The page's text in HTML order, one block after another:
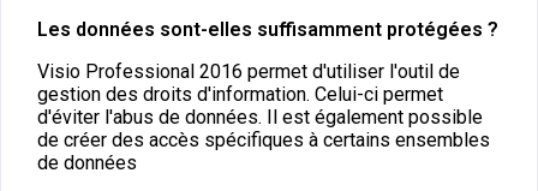
Les données sont-elles suffisamment protégées ?
Visio Professional 2016 permet d'utiliser l'outil de
gestion des droits d'information. Celui-ci permet
d'éviter l'abus de données. Il est également possible
de créer des accès spécifiques à certains ensembles
de données